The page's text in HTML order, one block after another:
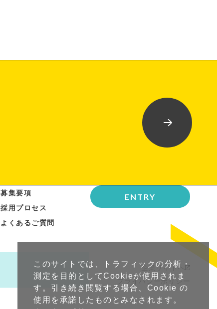
募集要項
採用プロセス
よくあるご質問
ENTRY
企業サイトへ
プライバシーポリシー
このサイトでは、トラフィックの分析・
測定を目的としてCookieが使用されま
す。引き続き閲覧する場合、Cookie の
使用を承諾したものとみなされます。